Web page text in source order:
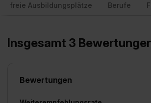
freie Ausbildungsplätze Berufe
Insgesamt 3
Bewertungen